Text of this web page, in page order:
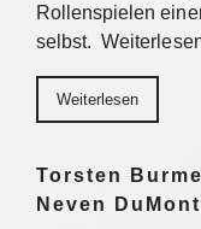
Rollenspielen
selbst.
Weiterlesen
Torsten
Neven